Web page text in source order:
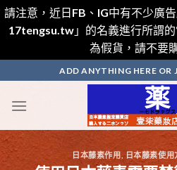
請注意，近日FB、IG中有不少廣
17tengsu.tw」的名義進行所謂的
為假貨，請不要
to
content
ADD ANYTHING HERE OR
日本藤素作用 日本藤素使用